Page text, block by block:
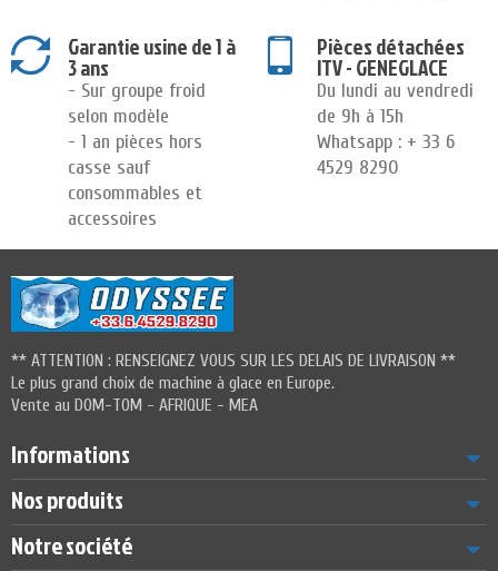
Garantie usine de 1 à
3 ans
- Sur groupe froid
selon modèle
- 1 an pièces hors
casse sauf
consommables et
accessoires
Pièces détachées
ITV - GENEGLACE
Du lundi au vendredi
de 9h à 15h
Whatsapp : + 33 6
4529 8290
** ATTENTION : RENSEIGNEZ VOUS SUR LES DELAIS DE LIVRAISON **
Le plus grand choix de machine à glace en Europe.
Vente au DOM-TOM - AFRIQUE - MEA
Informations
Nos produits
Notre société